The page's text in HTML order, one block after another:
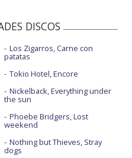
DISCOS
Los Zigarros, Carne con
patatas
Tokio Hotel, Encore
Nickelback, Everything under
the sun
Phoebe Bridgers, Lost
weekend
Nothing but Thieves, Stray
dogs